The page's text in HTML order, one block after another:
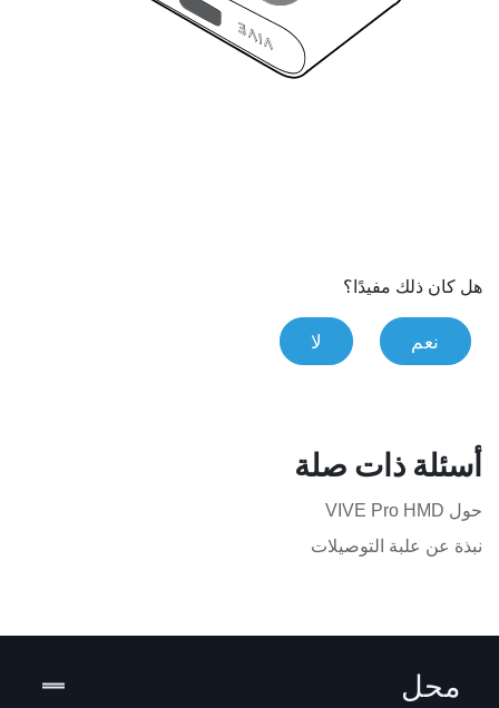
هل كان ذلك مفيدًا؟
نعم لا
أسئلة ذات صلة
حول VIVE Pro HMD
نبذة عن علبة التوصيلات
محل